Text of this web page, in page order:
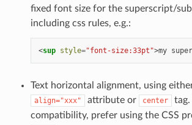
fixed font size for the superscript/
including css rules, e.g.:
<sup style="font-size:33pt">my
Text horizontal alignment, using
align="xxx" attribute or center
compatibility, prefer using the CSS